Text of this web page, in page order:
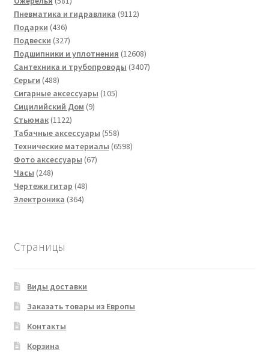
товар
Пневматика и гидравлика 91129112
Подарки 436436
товаров
Подвески 327327
товаров
Подшипники и уплотнения 1260812608
товаров
Сантехника и трубопроводы 34073407
Серьги 488488
товаров
Сигарные аксессуары 105105
Сицилийский Дом 99
Стьюмак 11221122
товара
Табачные аксессуары 558558
товаров
Технические материалы 65986598
Фото аксессуары 6767
Часы 248248
товаров
Чертежи гитар 4848
Электроника 364364
Страницы
Виды доставки
Заказать товары из Европы
Контакты
Корзина